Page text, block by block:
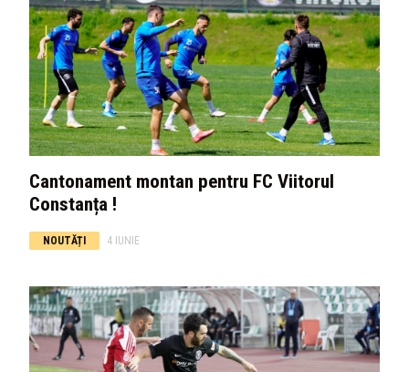
Cantonament montan pentru FC Viitorul
Constanța !
NOUTĂȚI 4 IUNIE